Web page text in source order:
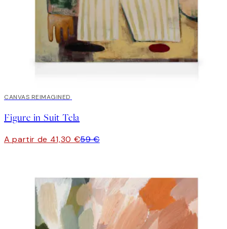
30%*
CANVAS REIMAGINED
Figure in Suit Tela
A partir de 41,30 €59 €